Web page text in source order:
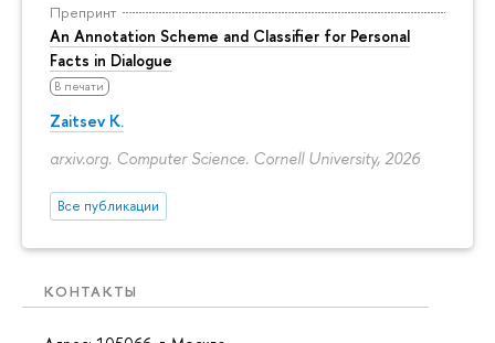
Препринт
An Annotation Scheme and Classifier for Personal
Facts in Dialogue
В печати
Zaitsev K.
arxiv.org. Computer Science. Cornell University, 2026
Все публикации
КОНТАКТЫ